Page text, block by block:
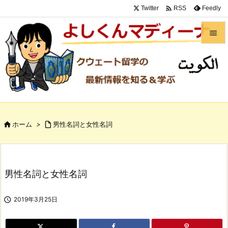


メニュ

次へ
Twitter  RSS Feedly
ホーム >  男性名詞と女性名詞
男性名詞と女性名詞
 2019年3月25日